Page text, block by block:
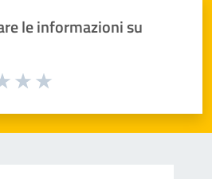
le informazioni su